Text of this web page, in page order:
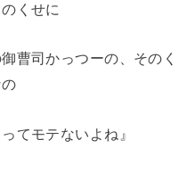
くせに
曹司かっつーの、そのく
てモテないよね』